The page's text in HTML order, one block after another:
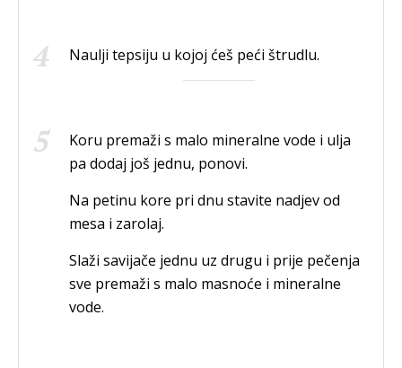
Naulji tepsiju u kojoj ćeš peći štrudlu.
Koru premaži s malo mineralne vode i ulja
pa dodaj još jednu, ponovi.
Na petinu kore pri dnu stavite nadjev od
mesa i zarolaj.
Slaži savijače jednu uz drugu i prije pečenja
sve premaži s malo masnoće i mineralne
vode.